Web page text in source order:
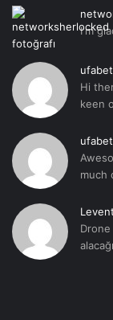
I'm
Hi
keen
much
Levent
Drone